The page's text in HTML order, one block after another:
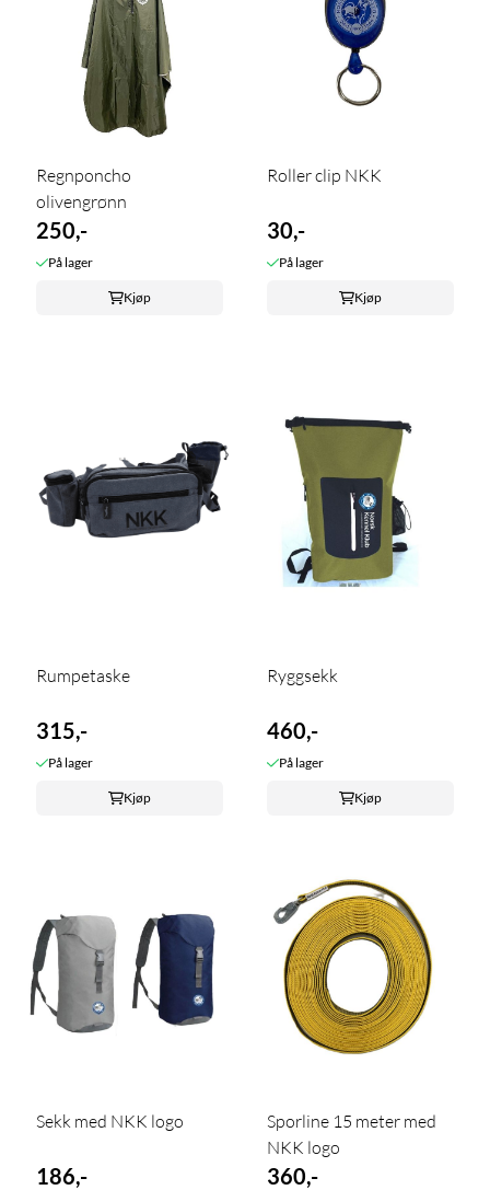
Regnponcho
olivengrønn
250,-
På lager
Kjøp
Roller clip NKK
30,-
På lager
Kjøp
Rumpetaske
315,-
På lager
Kjøp
Ryggsekk
460,-
På lager
Kjøp
Sekk med NKK logo
186,-
Sporline 15 meter med
NKK logo
360,-